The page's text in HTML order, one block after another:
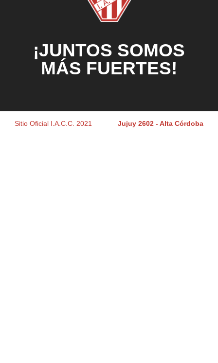
¡JUNTOS SOMOS
MÁS FUERTES!
Sitio Oficial I.A.C.C. 2021 Jujuy 2602 - Alta Córdoba